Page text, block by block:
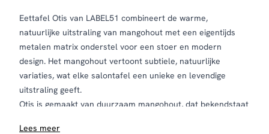
Eettafel Otis van LABEL51 combineert de warme,
natuurlijke uitstraling van mangohout met een eigentijds
metalen matrix onderstel voor een stoer en modern
design. Het mangohout vertoont subtiele, natuurlijke
variaties, wat elke salontafel een unieke en levendige
uitstraling geeft.
Otis is gemaakt van duurzaam mangohout, dat bekendstaat
Lees meer